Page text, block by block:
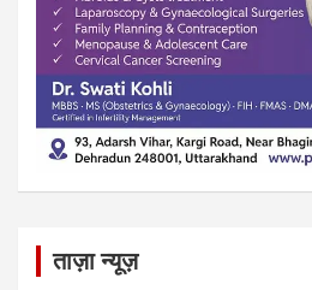
ताज़ा न्यूज़